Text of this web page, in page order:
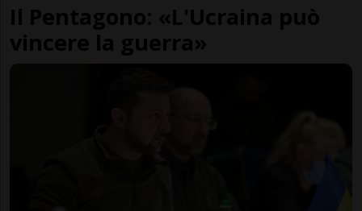
Il Pentagono: «L'Ucraina può
vincere la guerra»